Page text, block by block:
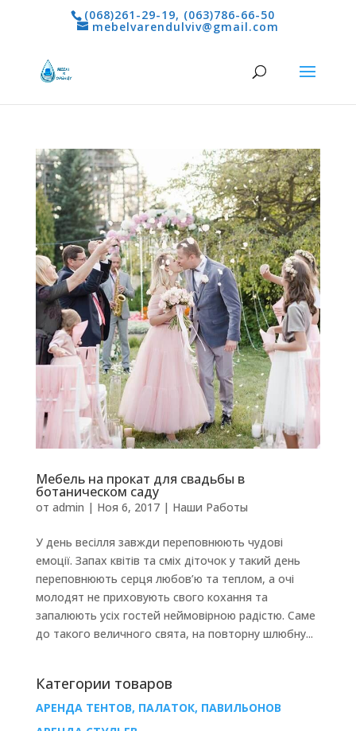
(068)261-29-19, (063)786-66-50
mebelvarendulviv@gmail.com
Мебель на прокат для свадьбы в
ботаническом саду
от admin | Ноя 6, 2017| Наши Работы
У день весілля завжди переповнюють чудові
емоції. Запах квітів та сміх діточок у такий день
переповнюють серця любов’ю та теплом, а очі
молодят не приховують свого кохання та
запалюють усіх гостей неймовірною радістю. Саме
до такого величного свята, на повторну шлюбну...
Категории товаров
АРЕНДА ТЕНТОВ, ПАЛАТОК, ПАВИЛЬОНОВ